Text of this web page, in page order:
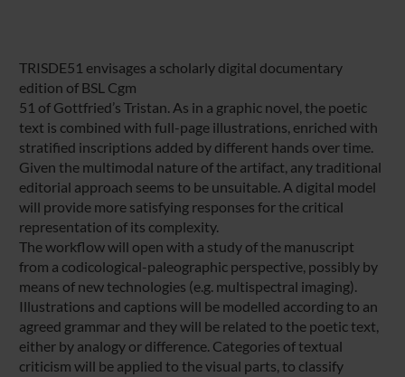
TRISDE51 envisages a scholarly digital documentary
edition of BSL Cgm
51 of Gottfried’s Tristan. As in a graphic novel, the poetic
text is combined with full-page illustrations, enriched with
stratified inscriptions added by different hands over time.
Given the multimodal nature of the artifact, any traditional
editorial approach seems to be unsuitable. A digital model
will provide more satisfying responses for the critical
representation of its complexity.
The workflow will open with a study of the manuscript
from a codicological-paleographic perspective, possibly by
means of new technologies (e.g. multispectral imaging).
Illustrations and captions will be modelled according to an
agreed grammar and they will be related to the poetic text,
either by analogy or difference. Categories of textual
criticism will be applied to the visual parts, to classify